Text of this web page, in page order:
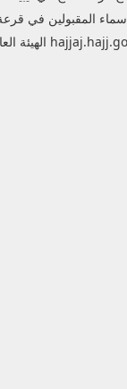
ليبيا 2027 التربية الليبية تعلن نتائج قرعة الحجاج